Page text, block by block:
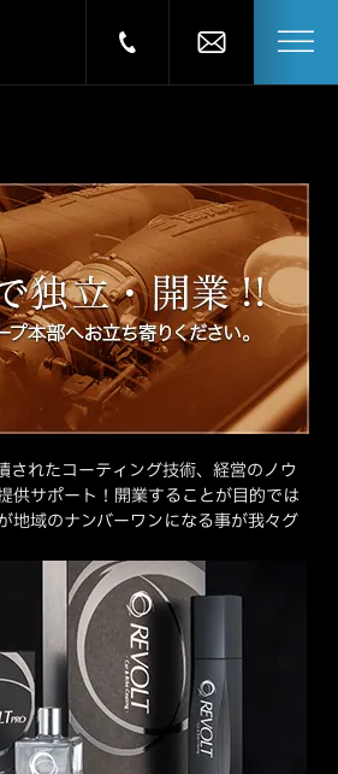
されたコーティング技術、経営のノウ
供サポート！開業することが目的では
地域のナンバーワンになる事が我々グ